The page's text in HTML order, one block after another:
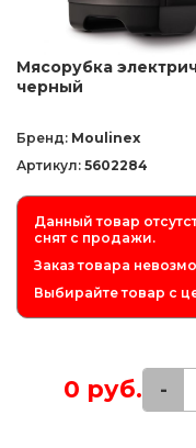
Мясорубка
черный
Бренд: Moulinex
Артикул: 5602284
Данный товар
снят с продажи.
Заказ товара
Выбирайте товар с
0 руб. -